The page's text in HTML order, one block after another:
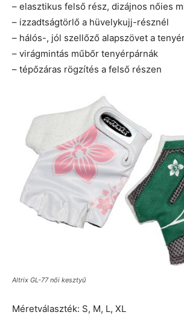
– elasztikus felső rész, dizájnos nőies
– izzadtságtörlő a hüvelykujj-résznél
– hálós-, jól szellőző alapszövet a
– virágmintás műbőr tenyérpárnák
– tépőzáras rögzítés a felső részen
Altrix GL-77 női kesztyű
Méretválaszték: S, M, L, XL